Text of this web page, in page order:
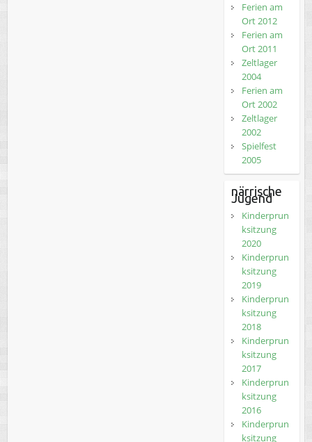
Ferien am
Ort 2012
Ferien am
Ort 2011
Zeltlager
2004
Ferien am
Ort 2002
Zeltlager
2002
Spielfest
2005
närrische
Jugend
Kinderprun
ksitzung
2020
Kinderprun
ksitzung
2019
Kinderprun
ksitzung
2018
Kinderprun
ksitzung
2017
Kinderprun
ksitzung
2016
Kinderprun
ksitzung